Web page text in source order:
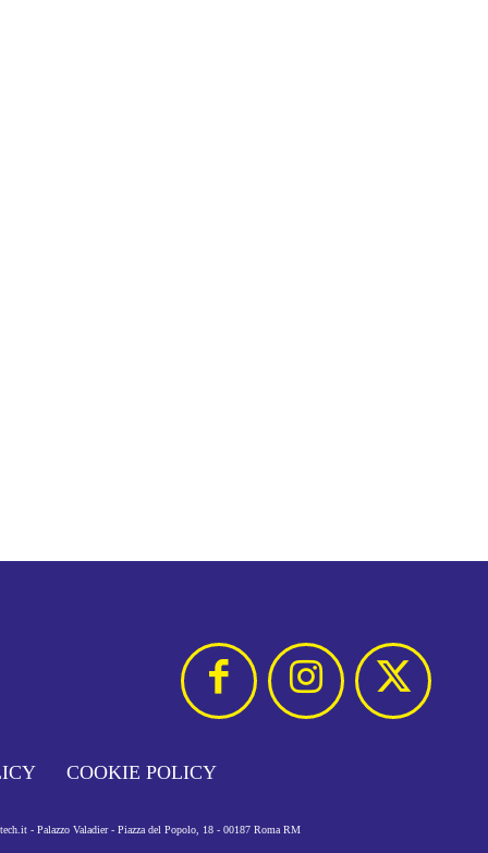
COOKIE POLICY
- Palazzo Valadier - Piazza del Popolo, 18 - 00187 Roma RM